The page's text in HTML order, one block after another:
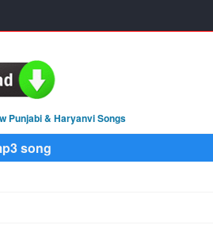
Punjabi & Haryanvi Songs
song